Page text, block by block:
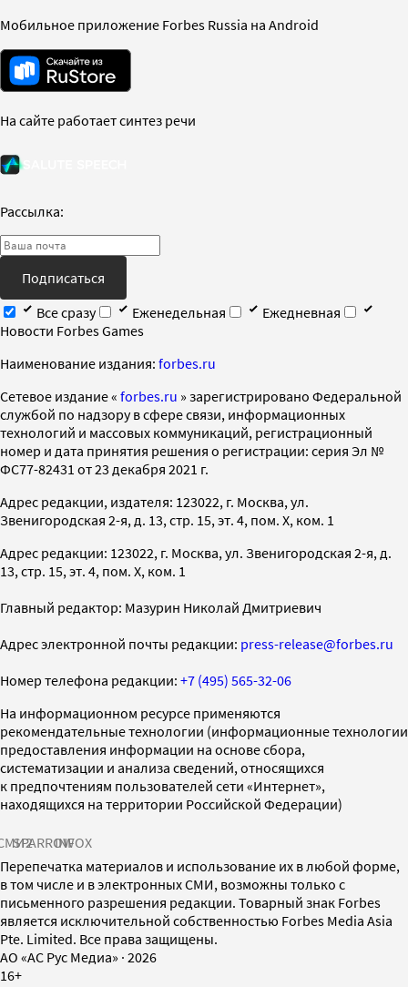
Мобильное приложение Forbes Russia на Android
На сайте работает синтез речи
Рассылка:
Подписаться
Все сразу
Еженедельная
Ежедневная
Новости Forbes Games
Наименование издания: forbes.ru
Cетевое издание « forbes.ru » зарегистрировано Федеральной
службой по надзору в сфере связи, информационных
технологий и массовых коммуникаций, регистрационный
номер и дата принятия решения о регистрации: серия Эл №
ФС77-82431 от 23 декабря 2021 г.
Адрес редакции, издателя: 123022, г. Москва, ул.
Звенигородская 2-я, д. 13, стр. 15, эт. 4, пом. X, ком. 1
Адрес редакции: 123022, г. Москва, ул. Звенигородская 2-я, д.
13, стр. 15, эт. 4, пом. X, ком. 1
Главный редактор: Мазурин Николай Дмитриевич
Адрес электронной почты редакции: press-release@forbes.ru
Номер телефона редакции: +7 (495) 565-32-06
На информационном ресурсе применяются
рекомендательные технологии (информационные технологии
предоставления информации на основе сбора,
систематизации и анализа сведений, относящихся
к предпочтениям пользователей сети «Интернет»,
находящихся на территории Российской Федерации)
SPARROWINFOX
Перепечатка материалов и использование их в любой форме,
в том числе и в электронных СМИ, возможны только с
письменного разрешения редакции. Товарный знак Forbes
является исключительной собственностью Forbes Media Asia
Pte. Limited. Все права защищены.
AO «АС Рус Медиа» · 2026
16+